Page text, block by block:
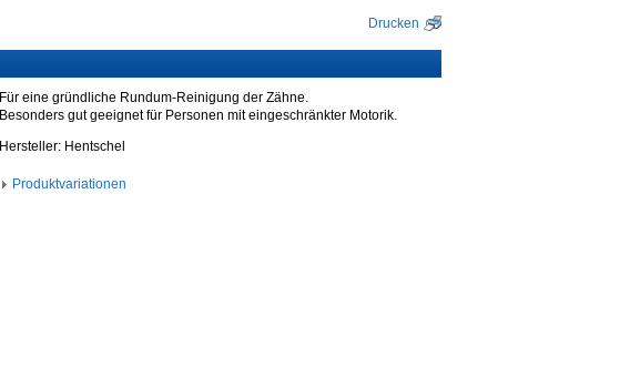
Drucken
Für eine gründliche Rundum-Reinigung der Zähne.
Besonders gut geeignet für Personen mit eingeschränkter Motorik.
Hersteller: Hentschel
Produktvariationen